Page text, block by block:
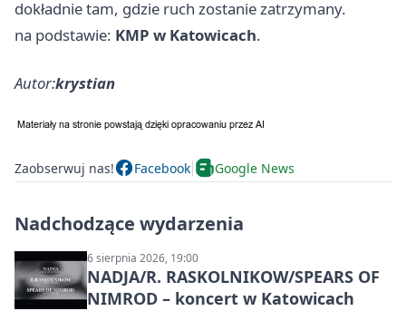
dokładnie tam, gdzie ruch zostanie zatrzymany.
na podstawie: KMP w Katowicach.
Autor:krystian
Zaobserwuj nas! Facebook Google News
Nadchodzące wydarzenia
6 sierpnia 2026, 19:00
NADJA/R. RASKOLNIKOW/SPEARS OF
NIMROD – koncert w Katowicach